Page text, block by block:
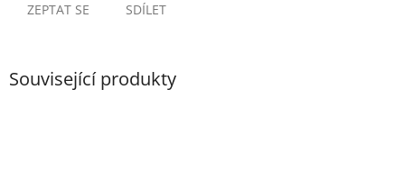
ZEPTAT SE SDÍLET
Související produkty